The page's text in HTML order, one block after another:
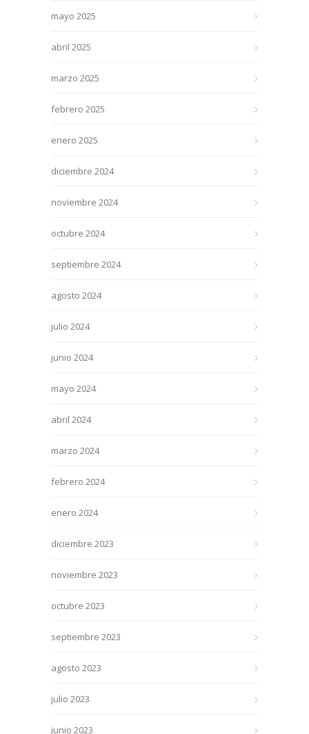
mayo 2025
abril 2025
marzo 2025
febrero 2025
enero 2025
diciembre 2024
noviembre 2024
octubre 2024
septiembre 2024
agosto 2024
julio 2024
junio 2024
mayo 2024
abril 2024
marzo 2024
febrero 2024
enero 2024
diciembre 2023
noviembre 2023
octubre 2023
septiembre 2023
agosto 2023
julio 2023
junio 2023